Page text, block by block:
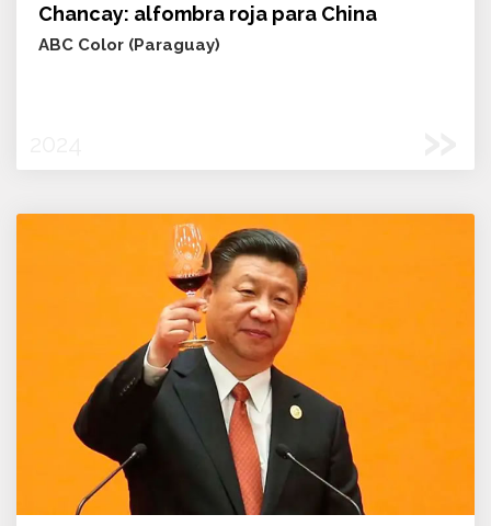
Chancay: alfombra roja para China
ABC Color (Paraguay)